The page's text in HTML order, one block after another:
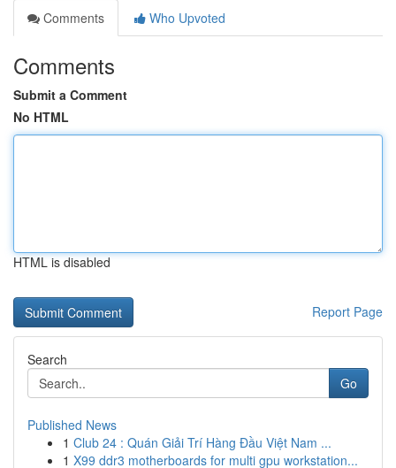
Comments
Who Upvoted
Comments
Submit a Comment
No HTML
HTML is disabled
Report Page
Search
Go
Published News
1 Club 24 : Quán Giải Trí Hàng Đầu Việt Nam ...
1 X99 ddr3 motherboards for multi gpu workstation...